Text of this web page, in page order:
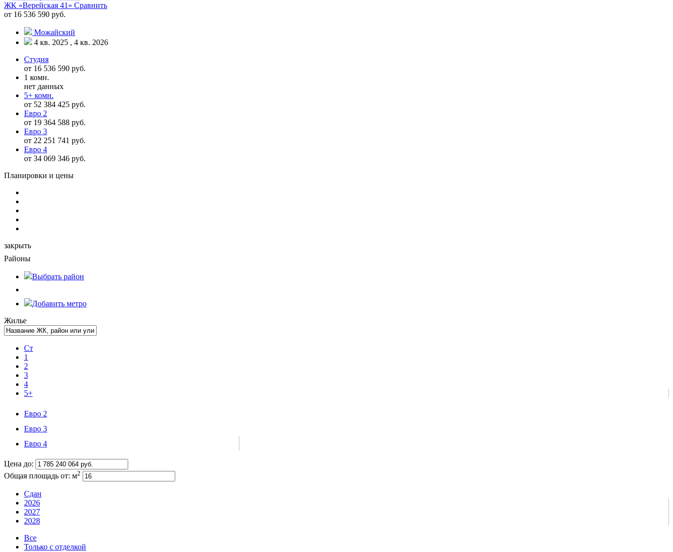
ЖК «Верейская 41» Сравнить
от 16 536 590 руб.
Можайский
4 кв. 2025 , 4 кв. 2026
Студия
от 16 536 590 руб.
1 комн.
нет данных
5+ комн.
от 52 384 425 руб.
Евро 2
от 19 364 588 руб.
Евро 3
от 22 251 741 руб.
Евро 4
от 34 069 346 руб.
Планировки и цены
закрыть
Районы
Выбрать район
Добавить метро
Жилье
Ст
1
2
3
4
5+
Евро 2
Евро 3
Евро 4
Цена до:
Общая площадь от: м2
Сдан
2026
2027
2028
Все
Только с отделкой